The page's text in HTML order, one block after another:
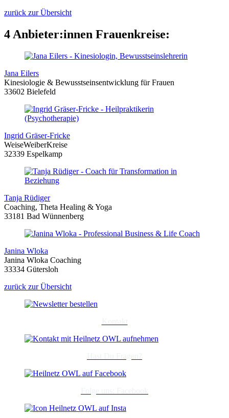
zurück zur Übersicht
4 Anbieter:innen Frauenkreise:
Jana Eilers
Kinesiologie & Bewusstseinsentwicklung für Frauen
33602 Bielefeld
Ingrid Gräser-Fricke
WeiseWeiberKreise
32339 Espelkamp
Tanja Rüdiger
Coaching, Theta Healing & Yoga
33181 Bad Wünnenberg
Janina Wloka
Janina Wloka Coaching
33334 Gütersloh
zurück zur Übersicht